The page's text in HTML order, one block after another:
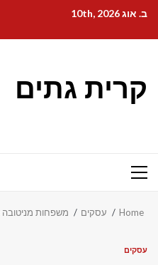
content
ב. אוג 10th, 2026
קרית גתים
Primary
Home עסקים משפחות מניטובה
עסקים